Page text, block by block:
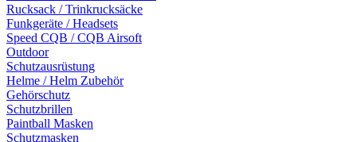
Rucksack / Trinkrucksäcke
Funkgeräte / Headsets
Speed CQB / CQB Airsoft
Outdoor
Schutzausrüstung
Helme / Helm Zubehör
Gehörschutz
Schutzbrillen
Paintball Masken
Schutzmasken